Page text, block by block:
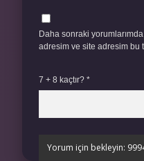
Daha sonraki
adresim ve site adresim bu
7 + 8 kaçtır? *